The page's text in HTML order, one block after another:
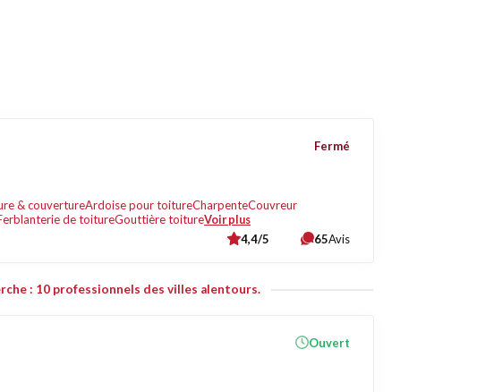
& couvertureArdoise pour toitureCharpenteCouvreur
de toitureGouttière toitureVoir plus
Fermé
4,4/5 65Avis
: 10 professionnels des villes alentours.
Ouvert